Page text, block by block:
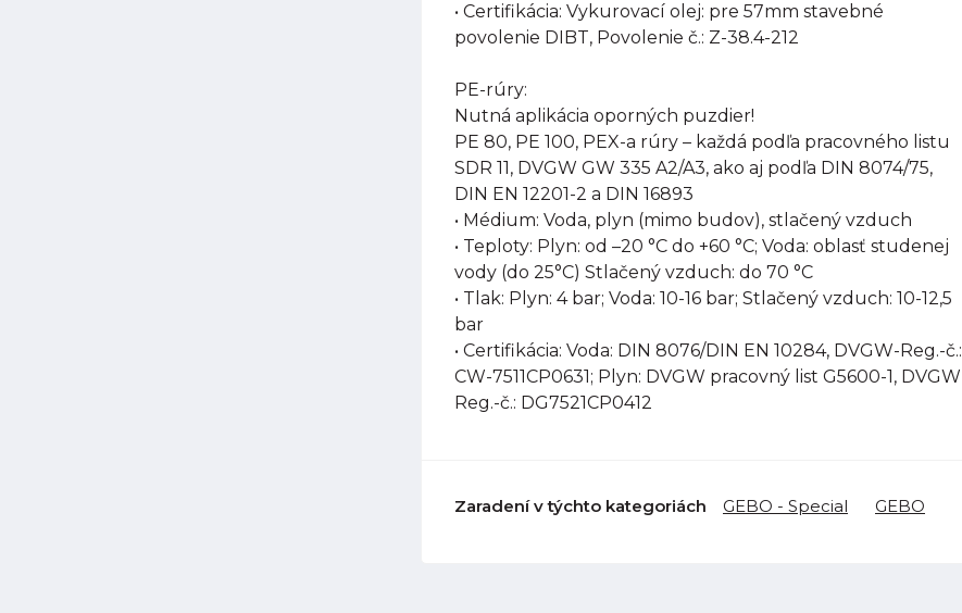
• Certifikácia: Vykurovací olej: pre 57mm stavebné
povolenie DIBT, Povolenie č.: Z-38.4-212
PE-rúry:
Nutná aplikácia oporných puzdier!
PE 80, PE 100, PEX-a rúry – každá podľa pracovného listu
SDR 11, DVGW GW 335 A2/A3, ako aj podľa DIN 8074/75,
DIN EN 12201-2 a DIN 16893
• Médium: Voda, plyn (mimo budov), stlačený vzduch
• Teploty: Plyn: od –20 °C do +60 °C; Voda: oblasť studenej
vody (do 25°C) Stlačený vzduch: do 70 °C
• Tlak: Plyn: 4 bar; Voda: 10-16 bar; Stlačený vzduch: 10-12,5
bar
• Certifikácia: Voda: DIN 8076/DIN EN 10284, DVGW-Reg.-č.:
CW-7511CP0631; Plyn: DVGW pracovný list G5600-1, DVGW
Reg.-č.: DG7521CP0412
Zaradení v týchto kategoriách GEBO - Special GEBO